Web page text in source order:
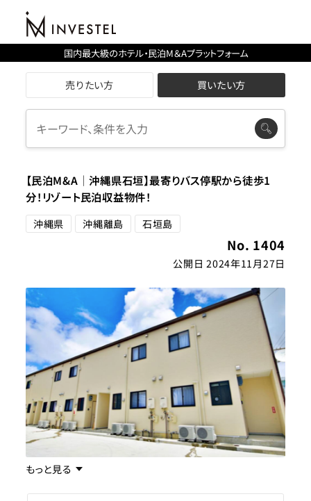
国内最大級のホテル・民泊M＆Aプラットフォーム
売りたい方 買いたい方
【民泊M&A│沖縄県石垣】最寄りバス停駅から徒歩1
分！リゾート民泊収益物件！
沖縄県 沖縄離島 石垣島
No. 1404
公開日 2024年11月27日
もっと見る